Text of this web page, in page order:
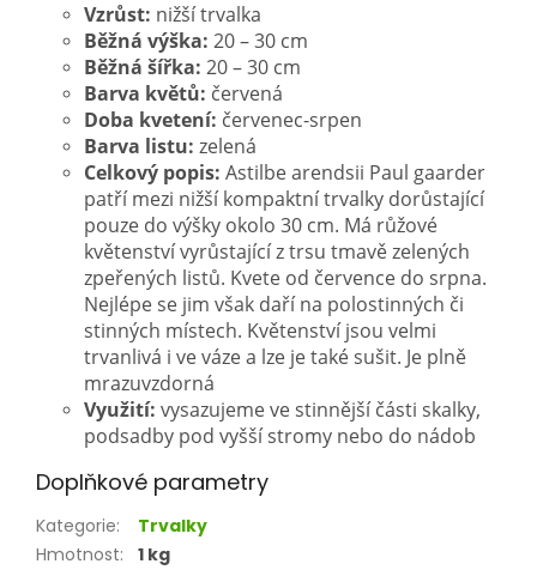
Vzrůst: nižší trvalka
Běžná výška: 20 – 30 cm
Běžná šířka: 20 – 30 cm
Barva květů: červená
Doba kvetení: červenec-srpen
Barva listu: zelená
Celkový popis: Astilbe arendsii Paul gaarder
patří mezi nižší kompaktní trvalky dorůstající
pouze do výšky okolo 30 cm. Má růžové
květenství vyrůstající z trsu tmavě zelených
zpeřených listů. Kvete od července do srpna.
Nejlépe se jim však daří na polostinných či
stinných místech. Květenství jsou velmi
trvanlivá i ve váze a lze je také sušit. Je plně
mrazuvzdorná
Využití: vysazujeme ve stinnější části skalky,
podsadby pod vyšší stromy nebo do nádob
Doplňkové parametry
Kategorie:
Trvalky
Hmotnost:
1 kg